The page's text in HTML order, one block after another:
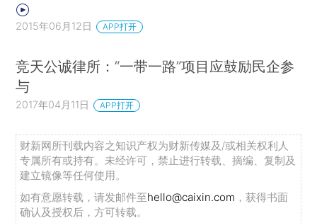
2015年06月12日 APP打开
竞天公诚律所：“一带一路”项目应鼓励民企参
与
2017年04月11日 APP打开
财新网所刊载内容之知识产权为财新传媒及/或相关权利人
专属所有或持有。未经许可，禁止进行转载、摘编、复制及
建立镜像等任何使用。
如有意愿转载，请发邮件至hello@caixin.com ，获得书面
确认及授权后，方可转载。